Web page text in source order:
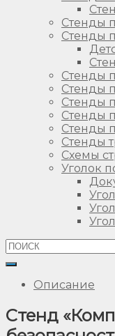
Стенды
Стенды
Стенды
Стенды
Стенды
Стенды
Стенды
Стенды
Схемы
Уголок
Описание
Стенд